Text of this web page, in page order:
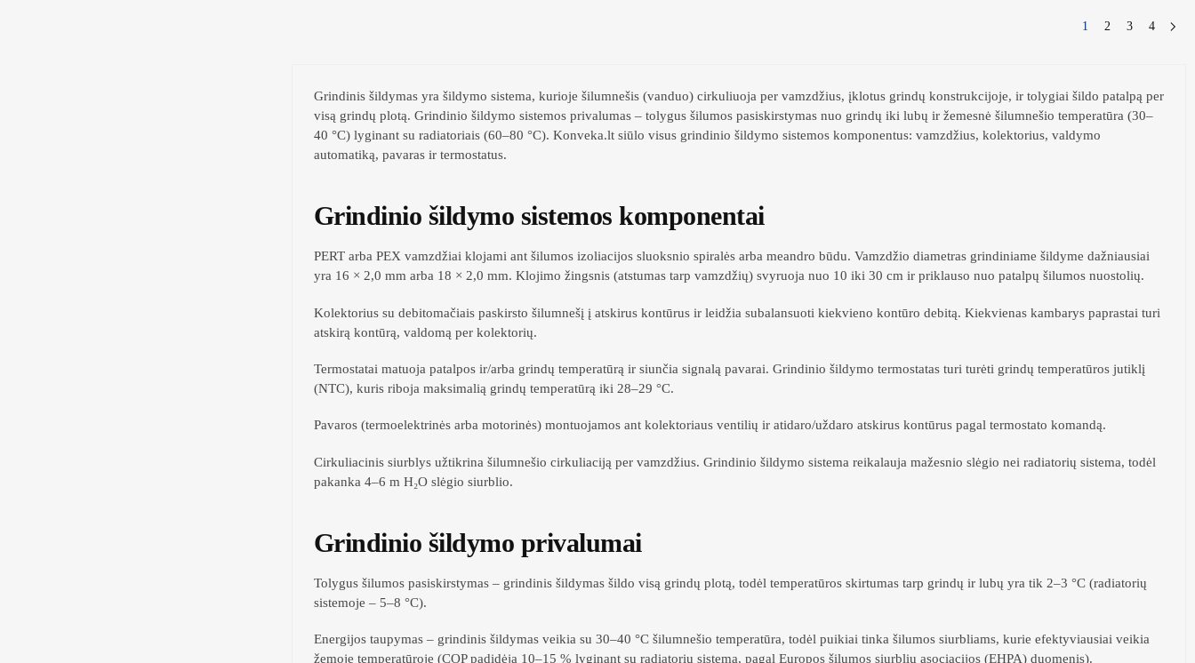
1 2 3 4 →
Grindinis šildymas yra šildymo sistema, kurioje šilumnešis (vanduo) cirkuliuoja per vamzdžius, įklotus grindų konstrukcijoje, ir tolygiai šildo patalpą per
visą grindų plotą. Grindinio šildymo sistemos privalumas – tolygus šilumos pasiskirstymas nuo grindų iki lubų ir žemesnė šilumnešio temperatūra (30–
40 °C) lyginant su radiatoriais (60–80 °C). Konveka.lt siūlo visus grindinio šildymo sistemos komponentus: vamzdžius, kolektorius, valdymo
automatiką, pavaras ir termostatus.
Grindinio šildymo sistemos komponentai
PERT arba PEX vamzdžiai klojami ant šilumos izoliacijos sluoksnio spiralės arba meandro būdu. Vamzdžio diametras grindiniame šildyme dažniausiai
yra 16 × 2,0 mm arba 18 × 2,0 mm. Klojimo žingsnis (atstumas tarp vamzdžių) svyruoja nuo 10 iki 30 cm ir priklauso nuo patalpų šilumos nuostolių.
Kolektorius su debitomačiais paskirsto šilumnešį į atskirus kontūrus ir leidžia subalansuoti kiekvieno kontūro debitą. Kiekvienas kambarys paprastai turi
atskirą kontūrą, valdomą per kolektorių.
Termostatai matuoja patalpos ir/arba grindų temperatūrą ir siunčia signalą pavarai. Grindinio šildymo termostatas turi turėti grindų temperatūros jutiklį
(NTC), kuris riboja maksimalią grindų temperatūrą iki 28–29 °C.
Pavaros (termoelektrinės arba motorinės) montuojamos ant kolektoriaus ventilių ir atidaro/uždaro atskirus kontūrus pagal termostato komandą.
Cirkuliacinis siurblys užtikrina šilumnešio cirkuliaciją per vamzdžius. Grindinio šildymo sistema reikalauja mažesnio slėgio nei radiatorių sistema, todėl
pakanka 4–6 m H₂O slėgio siurblio.
Grindinio šildymo privalumai
Tolygus šilumos pasiskirstymas – grindinis šildymas šildo visą grindų plotą, todėl temperatūros skirtumas tarp grindų ir lubų yra tik 2–3 °C (radiatorių
sistemoje – 5–8 °C).
Energijos taupymas – grindinis šildymas veikia su 30–40 °C šilumnešio temperatūra, todėl puikiai tinka šilumos siurbliams, kurie efektyviausiai veikia
žemoje temperatūroje (COP padidėja 10–15 % lyginant su radiatorių sistema, pagal Europos šilumos siurblių asociacijos (EHPA) duomenis).